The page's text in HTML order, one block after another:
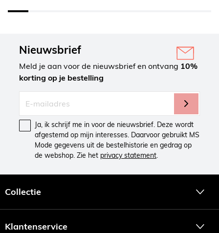
Nieuwsbrief
Meld je aan voor de nieuwsbrief en ontvang 10%
korting op je bestelling
Ja, ik schrijf me in voor de nieuwsbrief. Deze wordt
afgestemd op mijn interesses. Daarvoor gebruikt MS
Mode gegevens uit de bestelhistorie en gedrag op
de webshop. Zie het privacy statement.
Collectie
Klantenservice